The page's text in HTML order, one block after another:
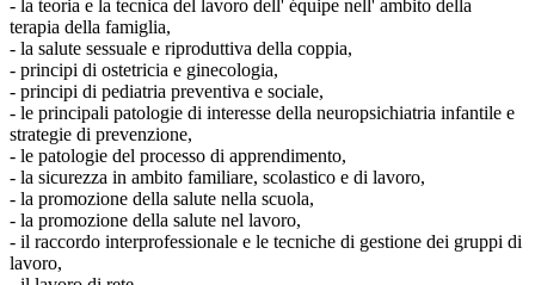
- la teoria e la tecnica del lavoro dell' équipe nell' ambito della
terapia della famiglia,
- la salute sessuale e riproduttiva della coppia,
- principi di ostetricia e ginecologia,
- principi di pediatria preventiva e sociale,
- le principali patologie di interesse della neuropsichiatria infantile e
strategie di prevenzione,
- le patologie del processo di apprendimento,
- la sicurezza in ambito familiare, scolastico e di lavoro,
- la promozione della salute nella scuola,
- la promozione della salute nel lavoro,
- il raccordo interprofessionale e le tecniche di gestione dei gruppi di
lavoro,